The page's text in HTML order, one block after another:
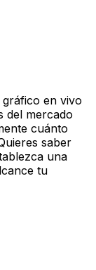
en vivo
del mercado
cuánto
saber
una
tu